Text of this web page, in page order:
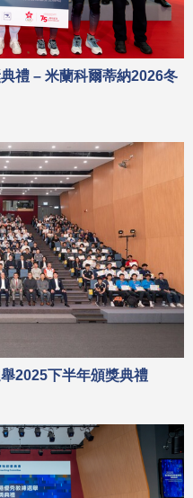
禮 – 米蘭科爾蒂納2026冬
2025下半年頒獎典禮